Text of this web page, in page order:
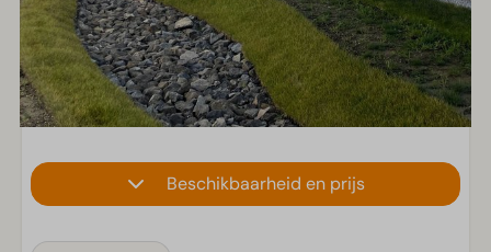
Beschikbaarheid en prijs